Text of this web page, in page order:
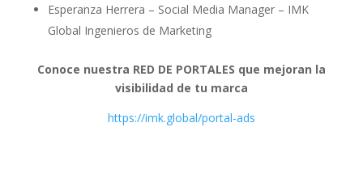
Esperanza Herrera – Social Media Manager – IMK
Global Ingenieros de Marketing
Conoce nuestra RED DE PORTALES que mejoran la
visibilidad de tu marca
https://imk.global/portal-ads